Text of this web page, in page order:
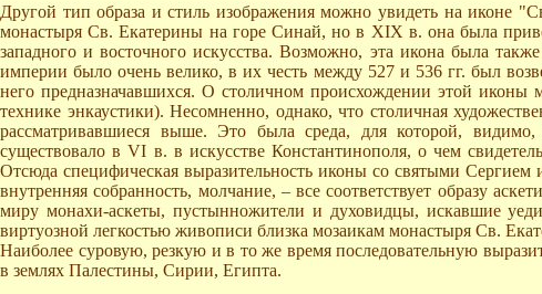
Другой тип образа и стиль изображения можно увидеть на иконе
монастыря Св. Екатерины на горе Синай, но в XIX в. она была
западного и восточного искусства. Возможно, эта икона была
империи было очень велико, в их честь между 527 и 536 гг. был
него предназначавшихся. О столичном происхождении этой иконы
технике энкаустики). Несомненно, однако, что столичная
рассматривавшиеся выше. Это была среда, для которой, видимо,
существовало в VI в. в искусстве Константинополя, о чем
Отсюда специфическая выразительность иконы со святыми
внутренняя собранность, молчание, – все соответствует образу
миру монахи-аскеты, пустынножители и духовидцы, искавшие
виртуозной легкостью живописи близка мозаикам монастыря Св.
Наиболее суровую, резкую и в то же время последовательную
в землях Палестины, Сирии, Египта.